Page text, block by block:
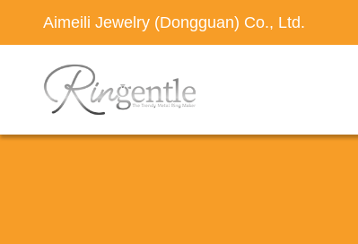
Aimeili Jewelry (Dongguan) Co., Ltd.